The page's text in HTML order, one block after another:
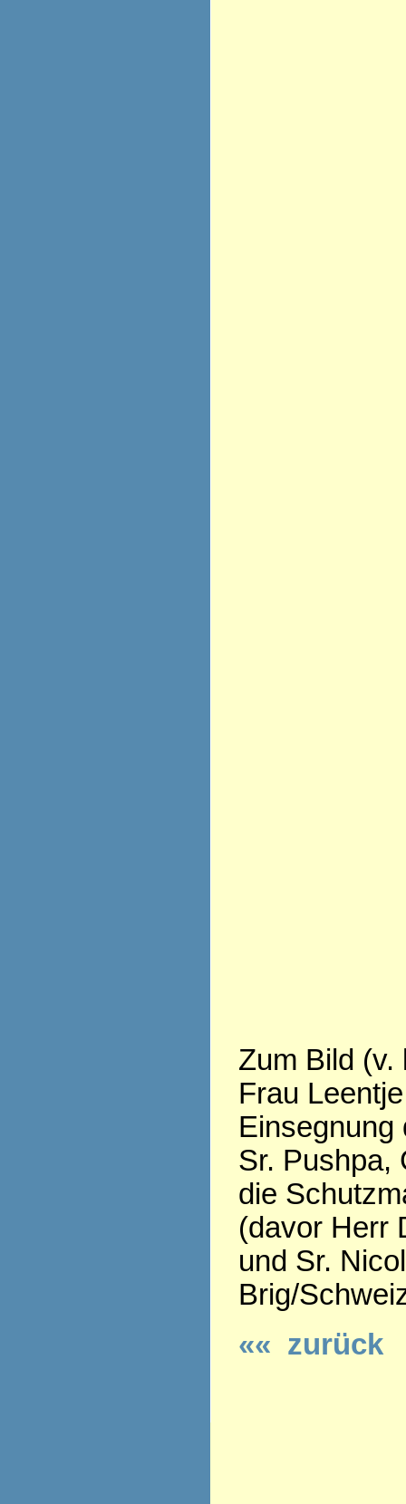
Zum Bild (v.
Frau
Einsegnung
Sr. Pushpa,
die
(davor Herr
und Sr.
Brig/
«« zurück